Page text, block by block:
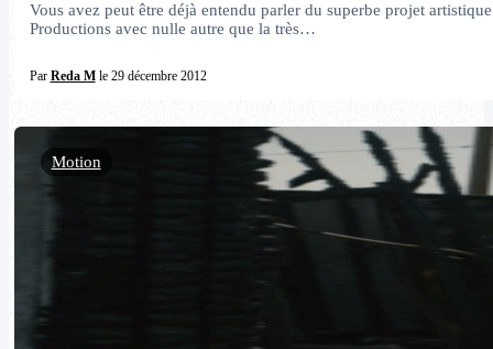
Vous avez peut être déjà entendu parler du superbe projet
Productions avec nulle autre que la très…
Par Reda Mle 29 décembre 2012
Motion